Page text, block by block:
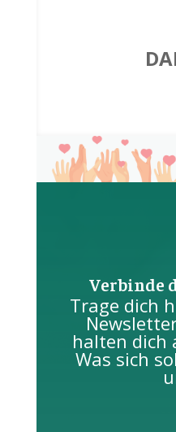
Verbinde
Trage dich
halten dich
Was sich